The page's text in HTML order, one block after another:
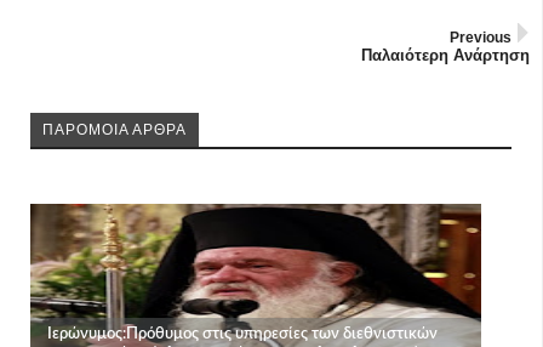
Previous
Παλαιότερη Ανάρτηση
ΠΑΡΟΜΟΙΑ ΑΡΘΡΑ